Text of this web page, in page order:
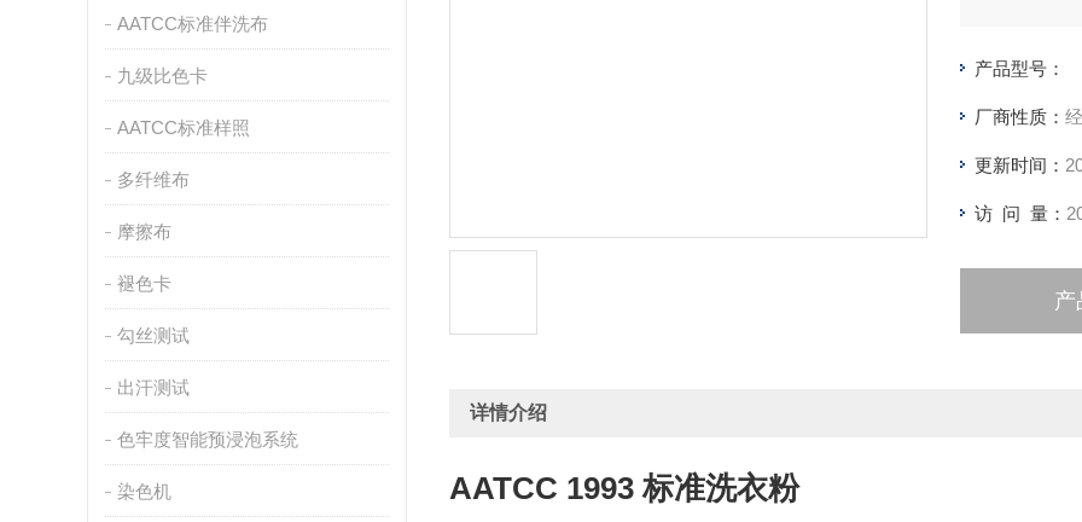
AATCC标准伴洗布
九级比色卡
AATCC标准样照
多纤维布
摩擦布
褪色卡
勾丝测试
出汗测试
色牢度智能预浸泡系统
染色机
产品型号：
厂商性质：
更新时间：
访 问 量：
产
详情介绍
AATCC 1993 标准洗衣粉